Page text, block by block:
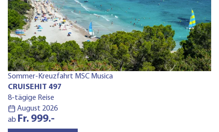
Sommer-Kreuzfahrt MSC Musica
CRUISEHIT 497
8-tägige Reise
August 2026
ab Fr. 999.-